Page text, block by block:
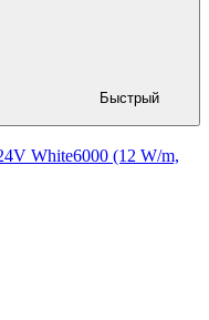
Быстрый
White6000 (12 W/m,